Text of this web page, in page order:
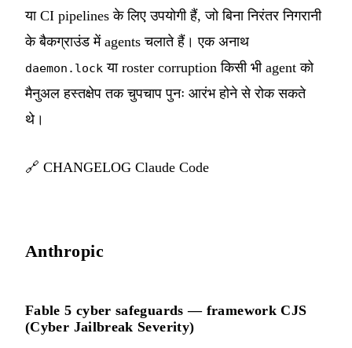
या CI pipelines के लिए उपयोगी हैं, जो बिना निरंतर निगरानी
के बैकग्राउंड में agents चलाते हैं। एक अनाथ
daemon.lock या roster corruption किसी भी agent को
मैनुअल हस्तक्षेप तक चुपचाप पुनः आरंभ होने से रोक सकते
थे।
🔗 CHANGELOG Claude Code
Anthropic
Fable 5 cyber safeguards — framework CJS
(Cyber Jailbreak Severity)